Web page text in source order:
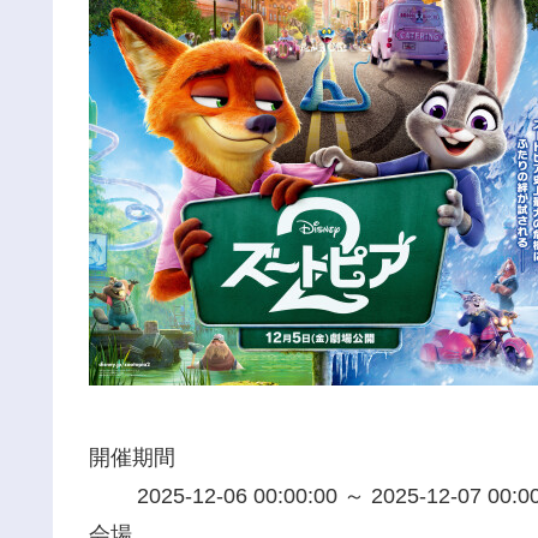
開催期間
2025-12-06 00:00:00 ～ 2025-12-07